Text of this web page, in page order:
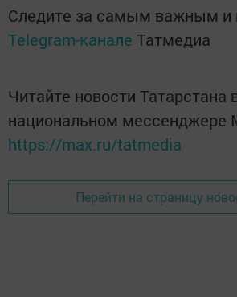
Следите за самым важным и
Telegram-канале Татмедиа
Читайте новости Татарстана
национальном мессенджере
https://max.ru/tatmedia
Перейти на страницу